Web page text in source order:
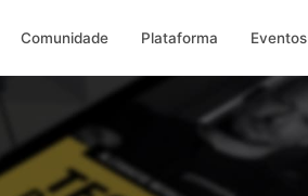
Comunidade Plataforma Eventos